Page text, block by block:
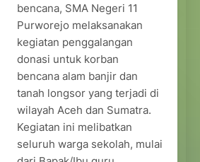
bencana, SMA Negeri 11
Purworejo melaksanakan
kegiatan penggalangan
donasi untuk korban
bencana alam banjir dan
tanah longsor yang terjadi di
wilayah Aceh dan Sumatra.
Kegiatan ini melibatkan
seluruh warga sekolah, mulai